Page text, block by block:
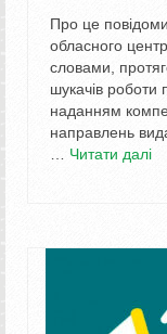
Про це
обласного
словами,
шукачів
наданням
направлень
Читати далі